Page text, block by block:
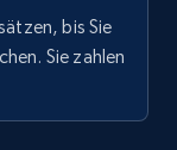
bis Sie
Sie zahlen